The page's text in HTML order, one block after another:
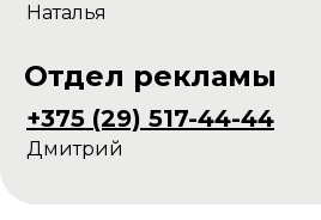
Отдел рекламы
Наталья
Дмитрий
+375 (29) 517-44-44